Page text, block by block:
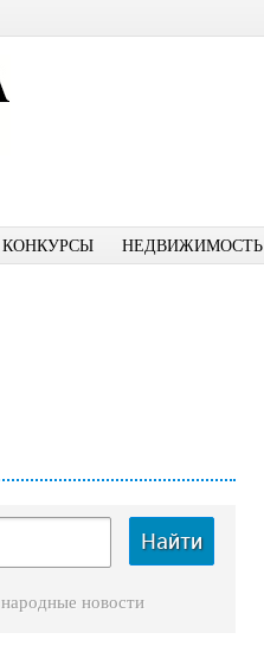
КОНКУРСЫ НЕДВИЖИМОСТЬ
Найти
народные новости